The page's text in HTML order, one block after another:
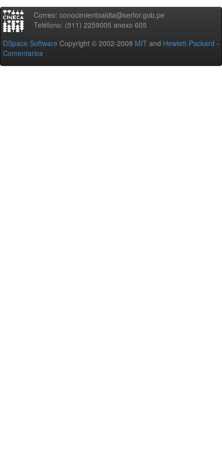
Correo: conocimientoaldia@serfor.gob.pe
Teléfono: (511) 2259005 anexo 605
DSpace Software Copyright © 2002-2008 MIT and Hewlett-Packard -
Comentarios